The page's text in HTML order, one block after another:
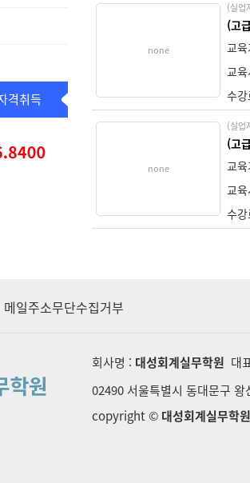
격취득
none
(실업
(고
교
교
수
none
(실업
(고
교
교
수
메일주소무단수집거부
회사명 : 대성회계실무학원 대
02490 서울특별시 동대문구
copyright © 대성회계실무학원